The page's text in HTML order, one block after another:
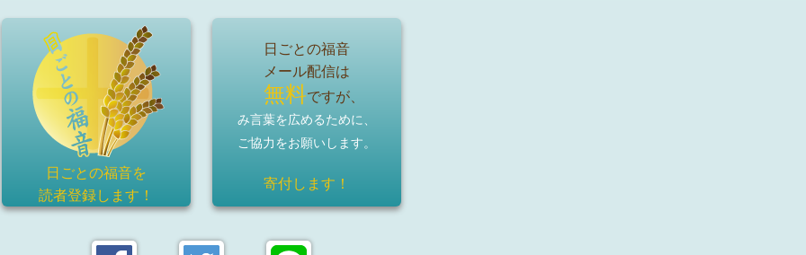
日ごとの福音を
読者登録します！
日ごとの福音
メール配信は
無料ですが、
み言葉を広めるために、
ご協力をお願いします。
寄付します！